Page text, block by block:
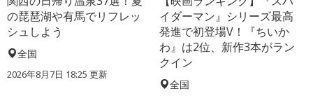
の琵琶湖や有馬でリフレッ
シュしよう
全国
2026年8月7日 18:25 更新
イダーマン』シリーズ最高
発進で初登場V！『ちいか
わ』は2位、新作3本がラン
クイン
全国